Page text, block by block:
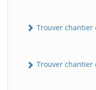
Trouver chantier
Trouver chantier